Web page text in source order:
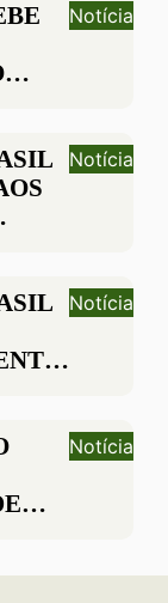
Notícia
Notícia
NA
Notícia
Notícia